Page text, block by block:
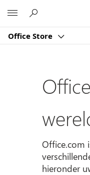
Office Store
Office.com
hieronder